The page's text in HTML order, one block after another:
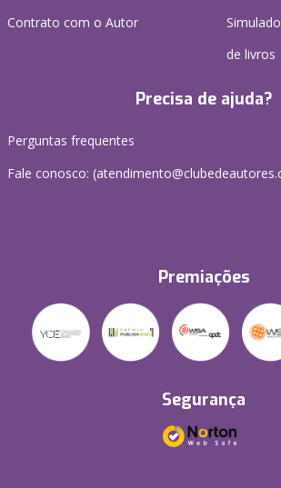
Contrato com o Autor
de livros
Precisa de ajuda?
Perguntas frequentes
Fale conosco:
Premiações
Segurança